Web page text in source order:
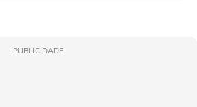
PUBLICIDADE